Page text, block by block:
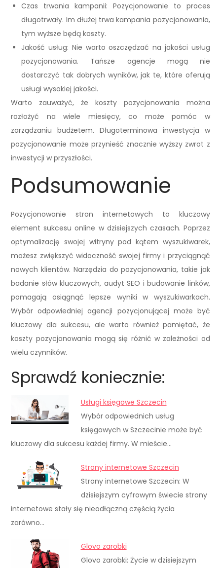
Czas trwania kampanii: Pozycjonowanie to proces
długotrwały. Im dłużej trwa kampania pozycjonowania,
tym wyższe będą koszty.
Jakość usług: Nie warto oszczędzać na jakości usług
pozycjonowania. Tańsze agencje mogą nie
dostarczyć tak dobrych wyników, jak te, które oferują
usługi wysokiej jakości.
Warto zauważyć, że koszty pozycjonowania można
rozłożyć na wiele miesięcy, co może pomóc w
zarządzaniu budżetem. Długoterminowa inwestycja w
pozycjonowanie może przynieść znacznie wyższy zwrot z
inwestycji w przyszłości.
Podsumowanie
Pozycjonowanie stron internetowych to kluczowy
element sukcesu online w dzisiejszych czasach. Poprzez
optymalizację swojej witryny pod kątem wyszukiwarek,
możesz zwiększyć widoczność swojej firmy i przyciągnąć
nowych klientów. Narzędzia do pozycjonowania, takie jak
badanie słów kluczowych, audyt SEO i budowanie linków,
pomagają osiągnąć lepsze wyniki w wyszukiwarkach.
Wybór odpowiedniej agencji pozycjonującej może być
kluczowy dla sukcesu, ale warto również pamiętać, że
koszty pozycjonowania mogą się różnić w zależności od
wielu czynników.
Sprawdź koniecznie:
Usługi księgowe Szczecin
Wybór odpowiednich usług
księgowych w Szczecinie może być
kluczowy dla sukcesu każdej firmy. W mieście…
Strony internetowe Szczecin
Strony internetowe Szczecin: W
dzisiejszym cyfrowym świecie strony
internetowe stały się nieodłączną częścią życia
zarówno…
Glovo zarobki
Glovo zarobki: Życie w dzisiejszym